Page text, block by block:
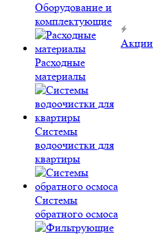
Оборудование и
комплектующие
Расходные
материалы
Системы
водоочистки для
квартиры
Системы
обратного осмоса
Акции